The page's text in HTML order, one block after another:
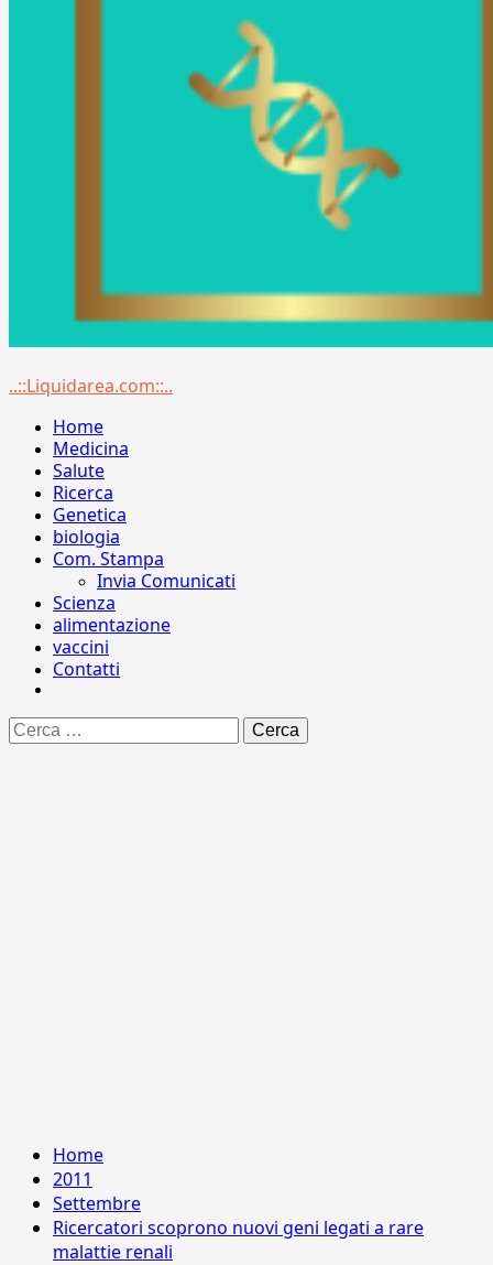
Menu
..::Liquidarea.com::..
Home
Medicina
Salute
Ricerca
Genetica
biologia
Com. Stampa
Invia Comunicati
Scienza
alimentazione
vaccini
Contatti
Ricerca
per:
Home
2011
Settembre
Ricercatori scoprono nuovi geni legati a rare
malattie renali